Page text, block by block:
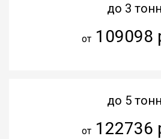
до 3 тонн
от109098
до 5 тонн
от122736